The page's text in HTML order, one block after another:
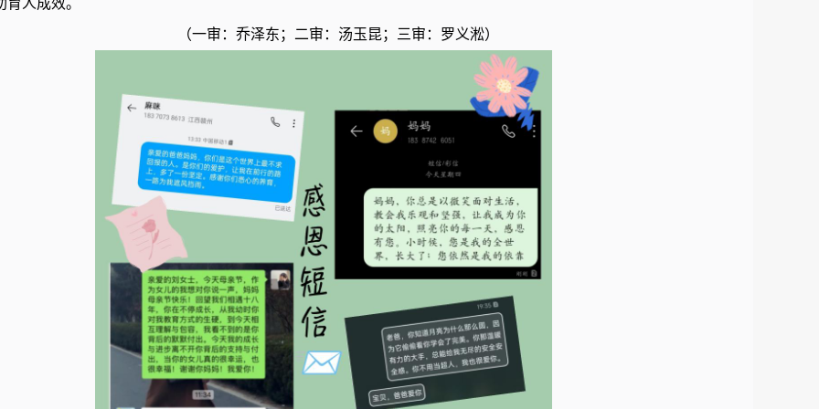
人成效。
（一审：乔泽东；二审：汤玉昆；三审：罗义淞）